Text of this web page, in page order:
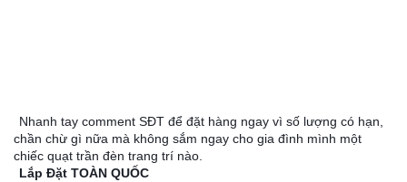
Nhanh tay comment SĐT để đặt hàng ngay vì số lượng có hạn,
chần chừ gì nữa mà không sắm ngay cho gia đình mình một
chiếc quạt trần đèn trang trí nào.
Lắp Đặt TOÀN QUỐC